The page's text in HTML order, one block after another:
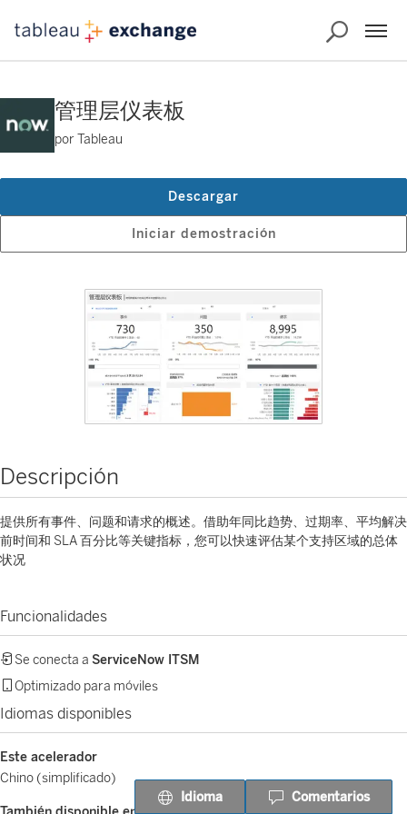
管理层仪表板
por Tableau
Iniciar demostración
Descargar
Descripción
提供所有事件、问题和请求的概述。借助年同比趋势、过期率、平均解决
前时间和 SLA 百分比等关键指标，您可以快速评估某个支持区域的总体
状况
Funcionalidades
Se conecta a ServiceNow ITSM
Optimizado para móviles
Idiomas disponibles
Este acelerador
Chino (simplificado)
Idioma Comentarios